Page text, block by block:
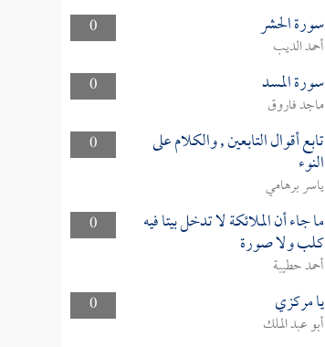
0 سورة الحشر
أحمد الديب
0
سورة المسد
ماجد فاروق
0
تابع أقوال التابعين , والكلام على
النوء
ياسر برهامي
0
ما جاء أن الملائكة لا تدخل بيتا فيه
كلب ولا صورة
أحمد حطيبة
0
يا مركزي
أبو عبد الملك